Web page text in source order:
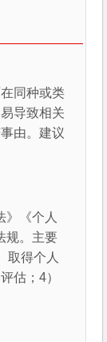
同种或类
导致相关
由。建议
》《个人
规。主要
取得个人
估；4）